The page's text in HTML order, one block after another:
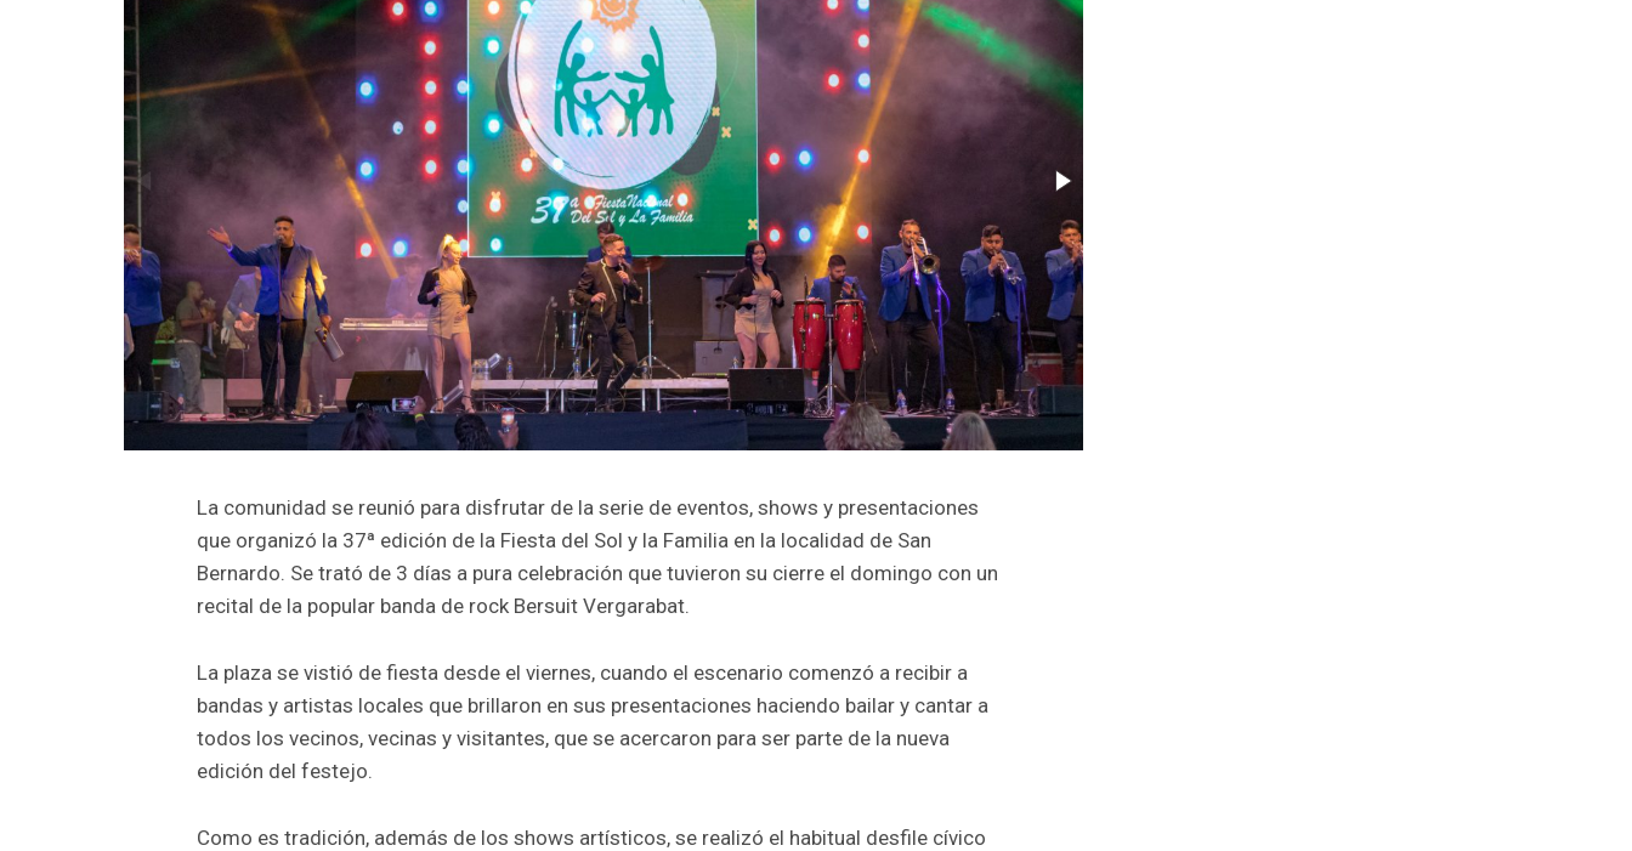
La comunidad se reunió para disfrutar de la serie de eventos, shows y presentaciones
que organizó la 37ª edición de la Fiesta del Sol y la Familia en la localidad de San
Bernardo. Se trató de 3 días a pura celebración que tuvieron su cierre el domingo con un
recital de la popular banda de rock Bersuit Vergarabat.
La plaza se vistió de fiesta desde el viernes, cuando el escenario comenzó a recibir a
bandas y artistas locales que brillaron en sus presentaciones haciendo bailar y cantar a
todos los vecinos, vecinas y visitantes, que se acercaron para ser parte de la nueva
edición del festejo.
Como es tradición, además de los shows artísticos, se realizó el habitual desfile cívico